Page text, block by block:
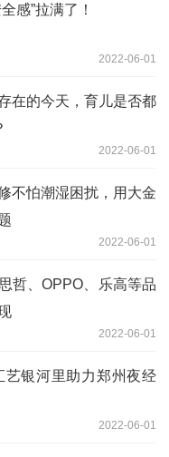
感”拉满了！
2022-06-01
在的今天，育儿是否都
2022-06-01
不怕潮湿困扰，用大金
2022-06-01
哲、OPPO、乐高等品
2022-06-01
艺银河里助力郑州夜经
2022-06-01